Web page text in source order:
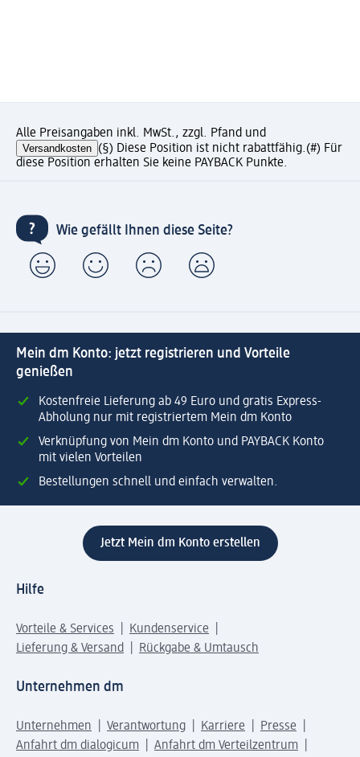
Alle Preisangaben inkl. MwSt., zzgl. Pfand und
Versandkosten (§) Diese Position ist nicht rabattfähig.(#) Für
diese Position erhalten Sie keine PAYBACK Punkte.
Wie gefällt Ihnen diese Seite?
Mein dm Konto: jetzt registrieren und Vorteile
genießen
Kostenfreie Lieferung ab 49 Euro und gratis Express-
Abholung nur mit registriertem Mein dm Konto
Verknüpfung von Mein dm Konto und PAYBACK Konto
mit vielen Vorteilen
Bestellungen schnell und einfach verwalten.
Jetzt Mein dm Konto erstellen
Hilfe
Vorteile & Services
Kundenservice
Lieferung & Versand
Rückgabe & Umtausch
Unternehmen dm
Unternehmen Verantwortung Karriere
Presse
Anfahrt dm dialogicum
Anfahrt dm Verteilzentrum